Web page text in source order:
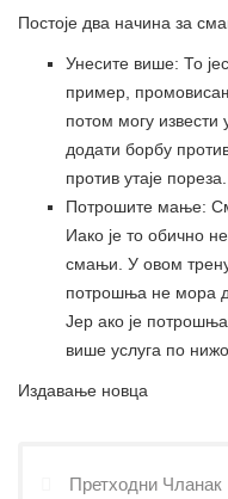
Постоје два начина за
Унесите више: То
пример,
потом могу извести
додати борбу
против утаје пореза.
Потрошите мање:
Иако је то обично
смањи. У овом
потрошња не мора
Јер ако је
више услуга по
Издавање новца
Претходни Чланак